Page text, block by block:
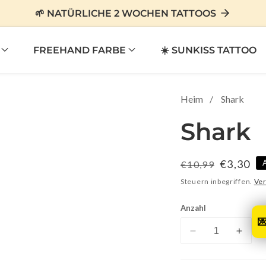
🌱 NATÜRLICHE 2 WOCHEN TATTOOS
FREEHAND FARBE ☀️ SUNKISS TATTOO
Heim Shark
Shark
Normaler
Preis
€10,99 €3,30
Steuern inbegriffen.
Anzahl
Verringere
Erhöhe